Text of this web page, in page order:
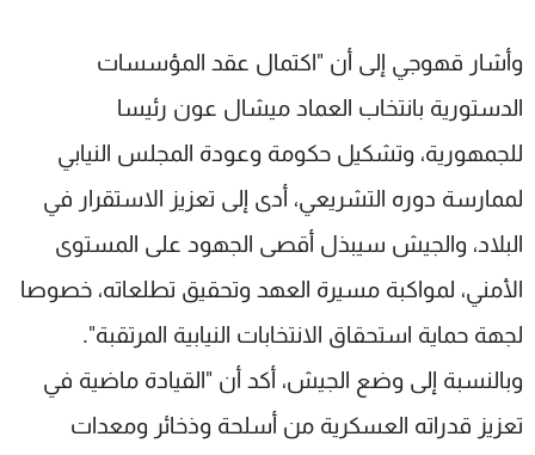
وأشار قهوجي إلى أن "اكتمال عقد المؤسسات
الدستورية بانتخاب العماد ميشال عون رئيسا
للجمهورية، وتشكيل حكومة وعودة المجلس النيابي
لممارسة دوره التشريعي، أدى إلى تعزيز الاستقرار في
البلاد، والجيش سيبذل أقصى الجهود على المستوى
الأمني، لمواكبة مسيرة العهد وتحقيق تطلعاته، خصوصا
لجهة حماية استحقاق الانتخابات النيابية المرتقبة".
وبالنسبة إلى وضع الجيش، أكد أن "القيادة ماضية في
تعزيز قدراته العسكرية من أسلحة وذخائر ومعدات